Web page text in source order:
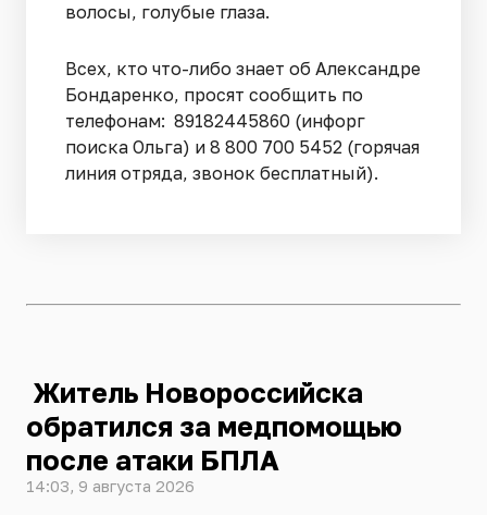
волосы, голубые глаза.
Всех, кто что-либо знает об Александре
Бондаренко, просят сообщить по
телефонам: 89182445860 (инфорг
поиска Ольга) и 8 800 700 5452 (горячая
линия отряда, звонок бесплатный).
Житель Новороссийска
обратился за медпомощью
после атаки БПЛА
14:03, 9 августа 2026